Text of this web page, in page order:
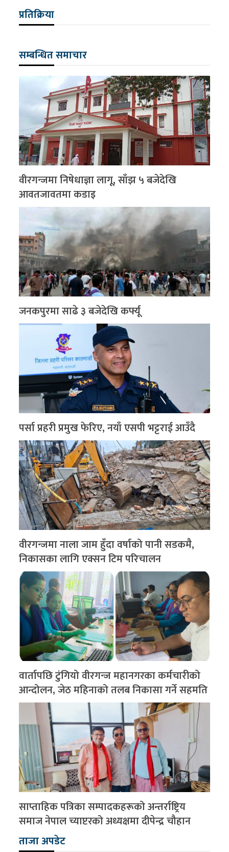
प्रतिक्रिया
सम्बन्धित समाचार
वीरगन्जमा निषेधाज्ञा लागू, साँझ ५ बजेदेखि
आवतजावतमा कडाइ
जनकपुरमा साढे ३ बजेदेखि कर्फ्यू
पर्सा प्रहरी प्रमुख फेरिए, नयाँ एसपी भट्टराई आउँदै
वीरगन्जमा नाला जाम हुँदा वर्षाको पानी सडकमै,
निकासका लागि एक्सन टिम परिचालन
वार्तापछि टुंगियो वीरगन्ज महानगरका कर्मचारीको
आन्दोलन, जेठ महिनाको तलब निकासा गर्ने सहमति
साप्ताहिक पत्रिका सम्पादकहरूको अन्तर्राष्ट्रिय
समाज नेपाल च्याप्टरको अध्यक्षमा दीपेन्द्र चौहान
ताजा अपडेट